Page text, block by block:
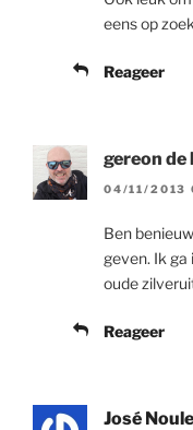
eens op
Reageer
gereon de
04/11/2013
Ben
geven. Ik ga
oude
Reageer
José